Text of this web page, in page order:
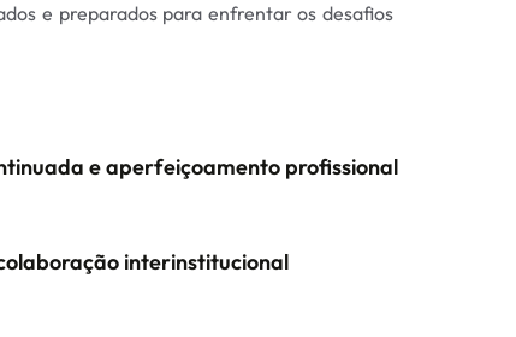
e preparados para enfrentar os desafios
e aperfeiçoamento profissional
interinstitucional